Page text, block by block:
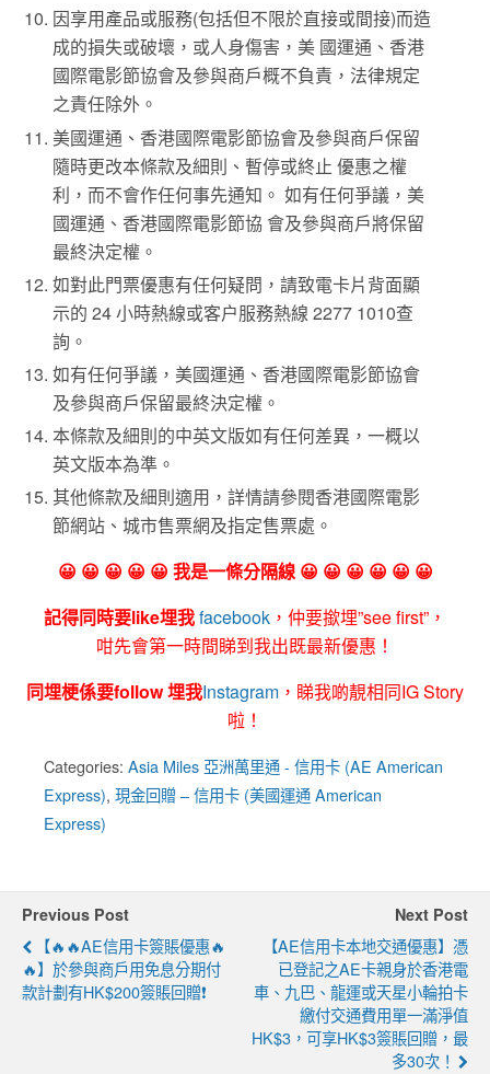
因享用產品或服務(包括但不限於直接或間接)而造
成的損失或破壞，或人身傷害，美 國運通、香港
國際電影節協會及參與商戶概不負責，法律規定
之責任除外。
美國運通、香港國際電影節協會及參與商戶保留
隨時更改本條款及細則、暫停或終止 優惠之權
利，而不會作任何事先通知。 如有任何爭議，美
國運通、香港國際電影節協 會及參與商戶將保留
最終決定權。
如對此門票優惠有任何疑問，請致電卡片背面顯
示的 24 小時熱線或客户服務熱線 2277 1010查
詢。
如有任何爭議，美國運通、香港國際電影節協會
及參與商戶保留最終決定權。
本條款及細則的中英文版如有任何差異，一概以
英文版本為準。
其他條款及細則適用，詳情請參閱香港國際電影
節網站、城市售票網及指定售票處。
😀 😀 😀 😀 😀 我是一條分隔線 😀 😀 😀 😀 😀 😀
記得同時要like埋我facebook ，仲要撳埋”see first”，
咁先會第一時間睇到我出既最新優惠！
同埋梗係要follow 埋我Instagram ，睇我啲靚相同IG Story
啦！
Categories: Asia Miles 亞洲萬里通 - 信用卡 (AE American
Express), 現金回贈 – 信用卡 (美國運通 American
Express)
Previous Post
【🔥🔥AE信用卡簽賬優惠🔥
🔥】於參與商戶用免息分期付
款計劃有HK$200簽賬回贈❗
Next Post
【AE信用卡本地交通優惠】憑
已登記之AE卡親身於香港電
車、九巴、龍運或天星小輪拍卡
繳付交通費用單一滿淨值
HK$3，可享HK$3簽賬回贈，最
多30次！